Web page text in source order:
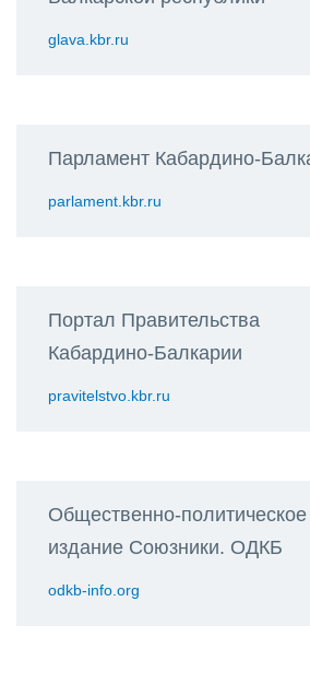
glava.kbr.ru
Парламент Кабардино-
parlament.kbr.ru
Портал Правительства
Кабардино-Балкарии
pravitelstvo.kbr.ru
Общественно-политическое
издание Союзники. ОДКБ
odkb-info.org